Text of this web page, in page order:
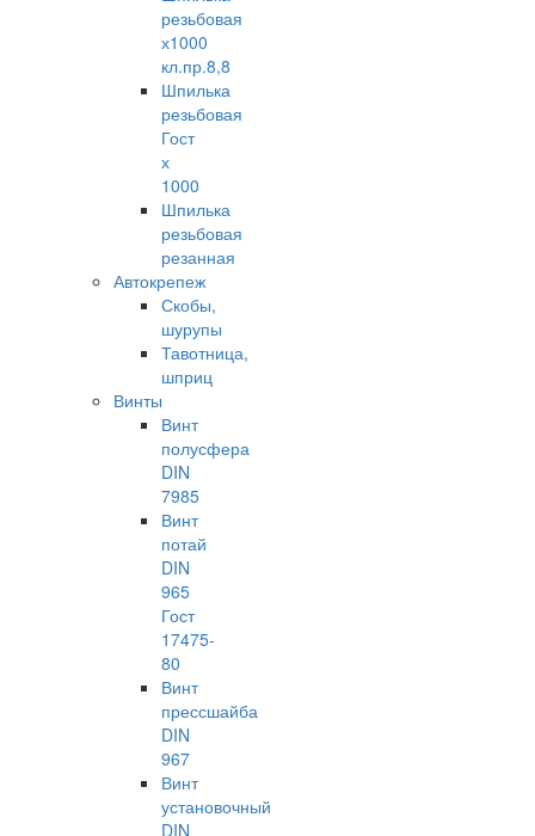
резьбовая
х1000
кл.пр.8,8
Шпилька
резьбовая
Гост
х
1000
Шпилька
резьбовая
резанная
Автокрепеж
Скобы,
шурупы
Тавотница,
шприц
Винты
Винт
полусфера
DIN
7985
Винт
потай
DIN
965
Гост
17475-
80
Винт
прессшайба
DIN
967
Винт
установочный
DIN